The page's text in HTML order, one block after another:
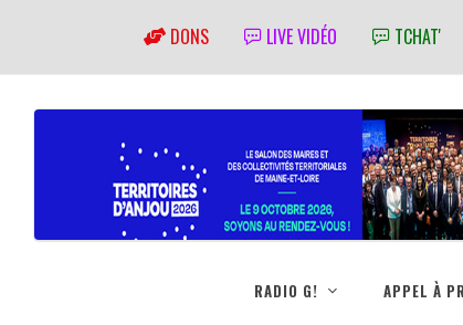
DONS LIVE VIDÉO TCHAT'
RADIO G! APPEL À